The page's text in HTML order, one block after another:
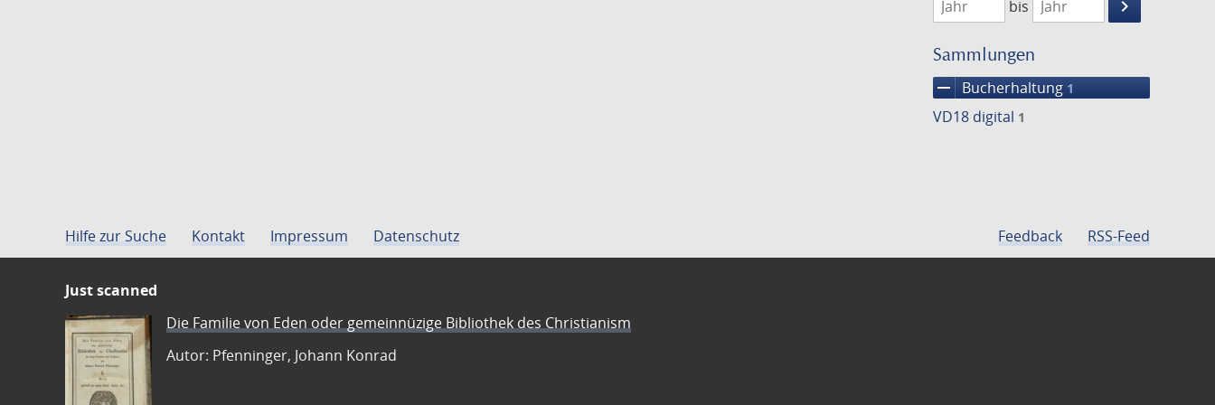
bis
keyboard_arrow_right
Suche
Sammlungen
remove Bucherhaltung 1
VD18 digital 1
Hilfe zur Suche Kontakt Impressum Datenschutz Feedback RSS-Feed
Just scanned
Die Familie von Eden oder gemeinnüzige Bibliothek des Christianism
Autor: Pfenninger, Johann Konrad